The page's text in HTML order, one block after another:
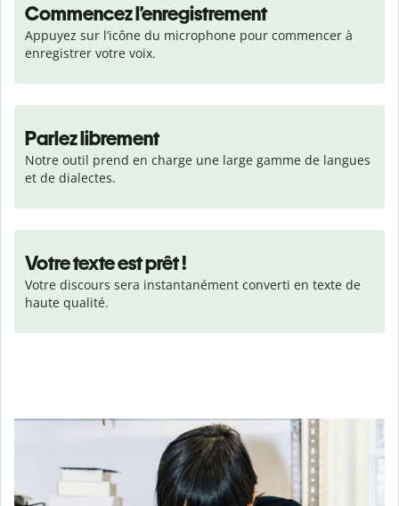
Commencez l’enregistrement
Appuyez sur l’icône du microphone pour commencer à
enregistrer votre voix.
Parlez librement
Notre outil prend en charge une large gamme de langues
et de dialectes.
Votre texte est prêt !
Votre discours sera instantanément converti en texte de
haute qualité.